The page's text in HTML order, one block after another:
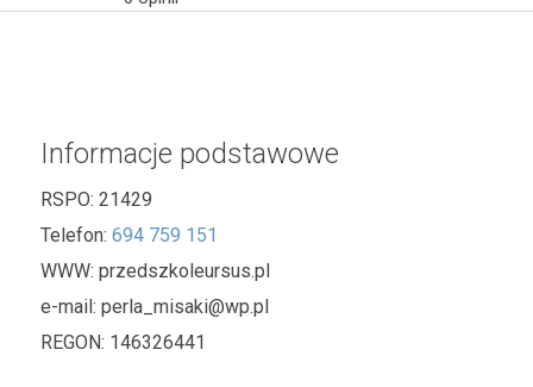
Informacje podstawowe
RSPO: 21429
Telefon: 694 759 151
WWW: przedszkoleursus.pl
e-mail: perla_misaki@wp.pl
REGON: 146326441